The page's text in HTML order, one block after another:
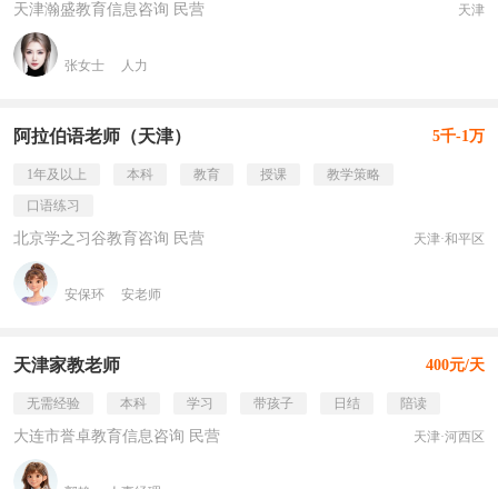
天津瀚盛教育信息咨询 民营 天津
张女士 人力
阿拉伯语老师（天津） 5千-1万
1年及以上 本科 教育 授课
教学策略
口语练习
北京学之习谷教育咨询 民营 天津·和平区
安保环 安老师
天津家教老师 400元/天
无需经验 本科 学习 带孩子 日结 陪读
大连市誉卓教育信息咨询 民营 天津·河西区